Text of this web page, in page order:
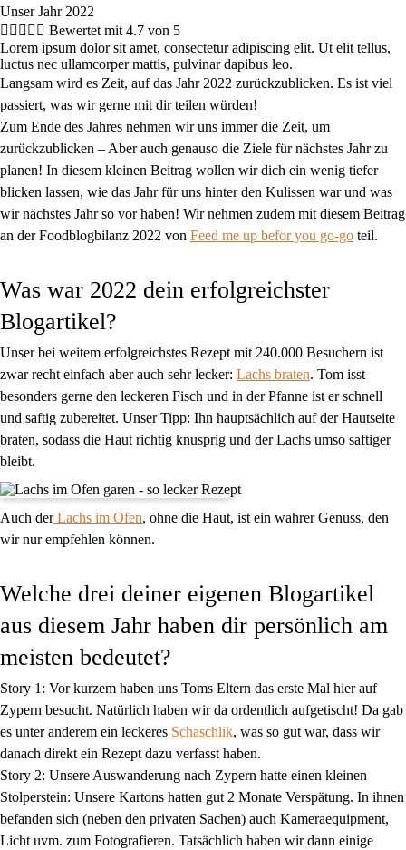
Unser Jahr 2022
     Bewertet mit 4.7 von 5
Lorem ipsum dolor sit amet, consectetur adipiscing elit. Ut elit tellus,
luctus nec ullamcorper mattis, pulvinar dapibus leo.
Langsam wird es Zeit, auf das Jahr 2022 zurückzublicken. Es ist viel
passiert, was wir gerne mit dir teilen würden!
Zum Ende des Jahres nehmen wir uns immer die Zeit, um
zurückzublicken – Aber auch genauso die Ziele für nächstes Jahr zu
planen! In diesem kleinen Beitrag wollen wir dich ein wenig tiefer
blicken lassen, wie das Jahr für uns hinter den Kulissen war und was
wir nächstes Jahr so vor haben! Wir nehmen zudem mit diesem Beitrag
an der Foodblogbilanz 2022 von Feed me up befor you go-go teil.
Was war 2022 dein erfolgreichster
Blogartikel?
Unser bei weitem erfolgreichstes Rezept mit 240.000 Besuchern ist
zwar recht einfach aber auch sehr lecker: Lachs braten. Tom isst
besonders gerne den leckeren Fisch und in der Pfanne ist er schnell
und saftig zubereitet. Unser Tipp: Ihn hauptsächlich auf der Hautseite
braten, sodass die Haut richtig knusprig und der Lachs umso saftiger
bleibt.
Auch derLachs im Ofen, ohne die Haut, ist ein wahrer Genuss, den
wir nur empfehlen können.
Welche drei deiner eigenen Blogartikel
aus diesem Jahr haben dir persönlich am
meisten bedeutet?
Story 1: Vor kurzem haben uns Toms Eltern das erste Mal hier auf
Zypern besucht. Natürlich haben wir da ordentlich aufgetischt! Da gab
es unter anderem ein leckeres Schaschlik, was so gut war, dass wir
danach direkt ein Rezept dazu verfasst haben.
Story 2: Unsere Auswanderung nach Zypern hatte einen kleinen
Stolperstein: Unsere Kartons hatten gut 2 Monate Verspätung. In ihnen
befanden sich (neben den privaten Sachen) auch Kameraequipment,
Licht uvm. zum Fotografieren. Tatsächlich haben wir dann einige